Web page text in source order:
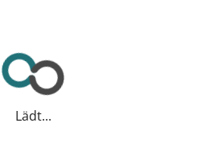
Lädt...